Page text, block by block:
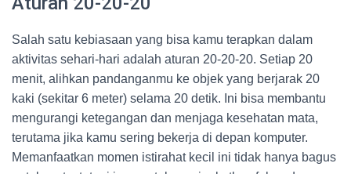
Salah satu kebiasaan yang bisa kamu terapkan dalam
aktivitas sehari-hari adalah aturan 20-20-20. Setiap 20
menit, alihkan pandanganmu ke objek yang berjarak 20
kaki (sekitar 6 meter) selama 20 detik. Ini bisa membantu
mengurangi ketegangan dan menjaga kesehatan mata,
terutama jika kamu sering bekerja di depan komputer.
Memanfaatkan momen istirahat kecil ini tidak hanya bagus